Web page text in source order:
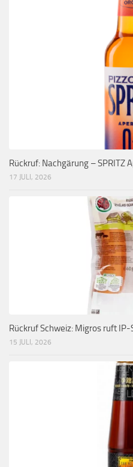
Rückruf: Nachgärung – SPRITZ
17 JULI, 2026
Rückruf Schweiz: Migros ruft IP-
15 JULI, 2026